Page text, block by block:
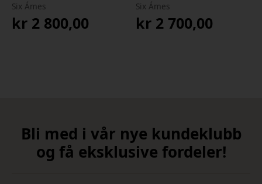
Six Ámes
kr 2 800,00
Six Ámes
kr2 700,00
Bli med i vår nye kundeklubb
og få eksklusive fordeler!